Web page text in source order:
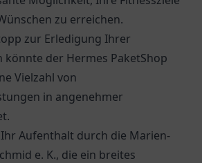
zu erreichen.
zur Erledigung Ihrer
könnte der Hermes PaketShop
Vielzahl von
in angenehmer
Aufenthalt durch die Marien-
e. K., die ein breites